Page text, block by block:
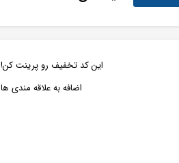
این کد تخفیف رو پرینت کن!
اضافه به علاقه مندی ها